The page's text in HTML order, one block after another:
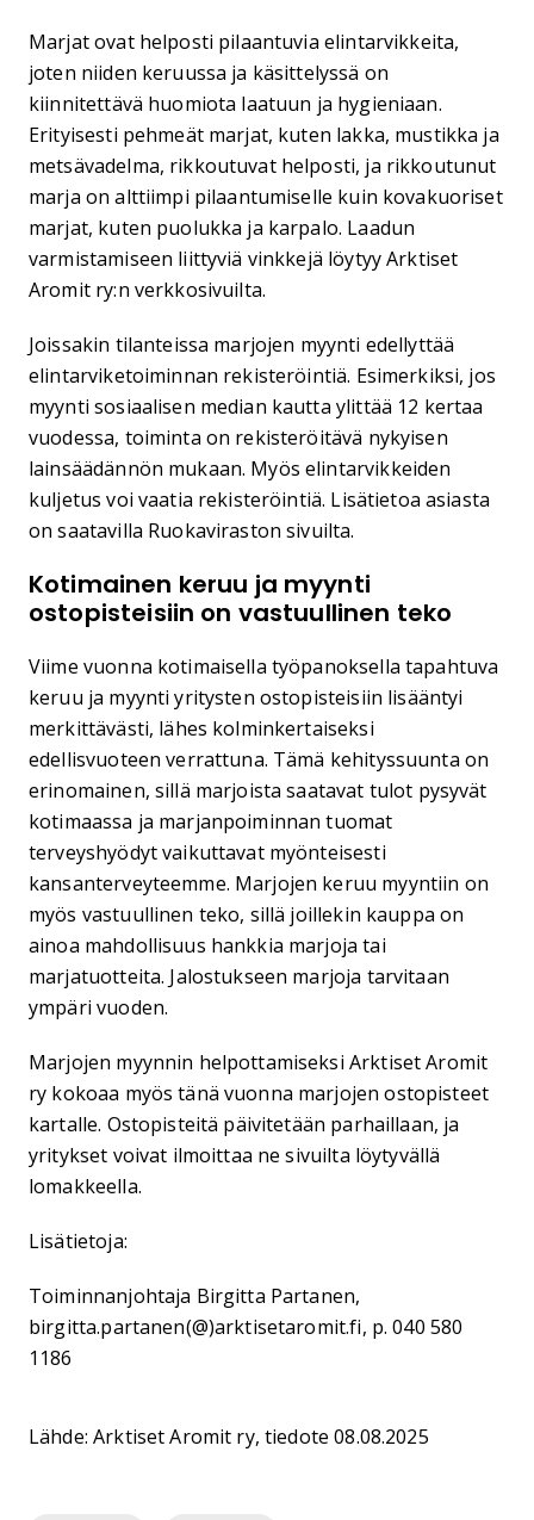
Marjat ovat helposti pilaantuvia elintarvikkeita,
joten niiden keruussa ja käsittelyssä on
kiinnitettävä huomiota laatuun ja hygieniaan.
Erityisesti pehmeät marjat, kuten lakka, mustikka ja
metsävadelma, rikkoutuvat helposti, ja rikkoutunut
marja on alttiimpi pilaantumiselle kuin kovakuoriset
marjat, kuten puolukka ja karpalo. Laadun
varmistamiseen liittyviä vinkkejä löytyy Arktiset
Aromit ry:n verkkosivuilta.
Joissakin tilanteissa marjojen myynti edellyttää
elintarviketoiminnan rekisteröintiä. Esimerkiksi, jos
myynti sosiaalisen median kautta ylittää 12 kertaa
vuodessa, toiminta on rekisteröitävä nykyisen
lainsäädännön mukaan. Myös elintarvikkeiden
kuljetus voi vaatia rekisteröintiä. Lisätietoa asiasta
on saatavilla Ruokaviraston sivuilta.
Kotimainen keruu ja myynti
ostopisteisiin on vastuullinen teko
Viime vuonna kotimaisella työpanoksella tapahtuva
keruu ja myynti yritysten ostopisteisiin lisääntyi
merkittävästi, lähes kolminkertaiseksi
edellisvuoteen verrattuna. Tämä kehityssuunta on
erinomainen, sillä marjoista saatavat tulot pysyvät
kotimaassa ja marjanpoiminnan tuomat
terveyshyödyt vaikuttavat myönteisesti
kansanterveyteemme. Marjojen keruu myyntiin on
myös vastuullinen teko, sillä joillekin kauppa on
ainoa mahdollisuus hankkia marjoja tai
marjatuotteita. Jalostukseen marjoja tarvitaan
ympäri vuoden.
Marjojen myynnin helpottamiseksi Arktiset Aromit
ry kokoaa myös tänä vuonna marjojen ostopisteet
kartalle. Ostopisteitä päivitetään parhaillaan, ja
yritykset voivat ilmoittaa ne sivuilta löytyvällä
lomakkeella.
Lisätietoja:
Toiminnanjohtaja Birgitta Partanen,
birgitta.partanen(@)arktisetaromit.fi, p. 040 580
1186
Lähde: Arktiset Aromit ry, tiedote 08.08.2025